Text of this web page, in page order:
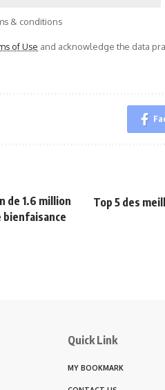
& conditions
of Use and acknowledge the data
de 1.6 million
bienfaisance
Top 5 des
Quick Link
MY BOOKMARK